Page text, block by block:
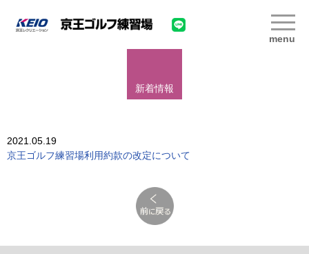
menu
新着情報
2021.05.19
京王ゴルフ練習場利用約款の改定について